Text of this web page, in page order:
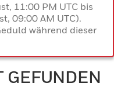
11:00 PM UTC bis
09:00 AM UTC).
während dieser
GEFUNDEN